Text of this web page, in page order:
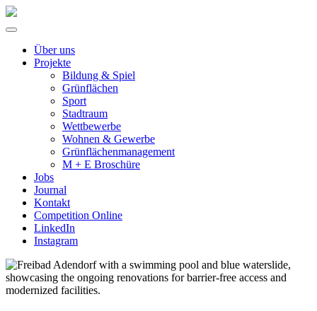
Über uns
Projekte
Bildung & Spiel
Grünflächen
Sport
Stadtraum
Wettbewerbe
Wohnen & Gewerbe
Grünflächenmanagement
M + E Broschüre
Jobs
Journal
Kontakt
Competition Online
LinkedIn
Instagram